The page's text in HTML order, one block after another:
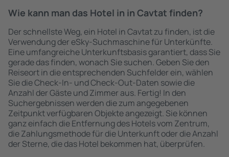
Wie kann man das Hotel in in Cavtat finden?
Der schnellste Weg, ein Hotel in Cavtat zu finden, ist die
Verwendung der eSky-Suchmaschine für Unterkünfte.
Eine umfangreiche Unterkunftsbasis garantiert, dass Sie
gerade das finden, wonach Sie suchen. Geben Sie den
Reiseort in die entsprechenden Suchfelder ein, wählen
Sie die Check-In- und Check-Out-Daten sowie die
Anzahl der Gäste und Zimmer aus. Fertig! In den
Suchergebnissen werden die zum angegebenen
Zeitpunkt verfügbaren Objekte angezeigt. Sie können
ganz einfach die Entfernung des Hotels vom Zentrum,
die Zahlungsmethode für die Unterkunft oder die Anzahl
der Sterne, die das Hotel bekommen hat, überprüfen.